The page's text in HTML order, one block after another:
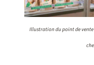
Illustration du point de vente